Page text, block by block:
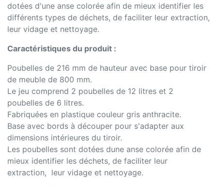
dotées d'une anse colorée afin de mieux identifier les
différents types de déchets, de faciliter leur extraction,
leur vidage et nettoyage.
Caractéristiques du produit :
Poubelles de 216 mm de hauteur avec base pour tiroir
de meuble de 800 mm.
Le jeu comprend 2 poubelles de 12 litres et 2
poubelles de 6 litres.
Fabriquées en plastique couleur gris anthracite.
Base avec bords à découper pour s'adapter aux
dimensions intérieures du tiroir.
Les poubelles sont dotées dune anse colorée afin de
mieux identifier les déchets, de faciliter leur
extraction, leur vidage et nettoyage.